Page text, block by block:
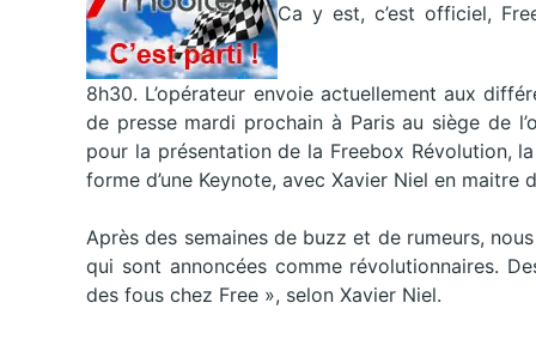
Ca y est, c’est officiel,
8h30. L’opérateur envoie actuellement aux
de presse mardi prochain à Paris au siège de
pour la présentation de la Freebox Révolution,
forme d’une Keynote, avec Xavier Niel en maitre
Après des semaines de buzz et de rumeurs,
qui sont annoncées comme révolutionnaires.
des fous chez Free », selon Xavier Niel.